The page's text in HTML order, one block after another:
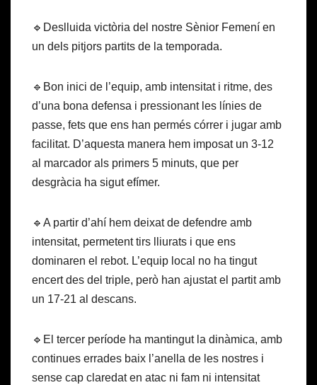
🔹Deslluida victòria del nostre Sènior Femení en
un dels pitjors partits de la temporada.
🔹Bon inici de l’equip, amb intensitat i ritme, des
d’una bona defensa i pressionant les línies de
passe, fets que ens han permés córrer i jugar amb
facilitat. D’aquesta manera hem imposat un 3-12
al marcador als primers 5 minuts, que per
desgràcia ha sigut efímer.
🔹A partir d’ahí hem deixat de defendre amb
intensitat, permetent tirs lliurats i que ens
dominaren el rebot. L’equip local no ha tingut
encert des del triple, però han ajustat el partit amb
un 17-21 al descans.
🔹El tercer període ha mantingut la dinàmica, amb
continues errades baix l’anella de les nostres i
sense cap claredat en atac ni fam ni intensitat